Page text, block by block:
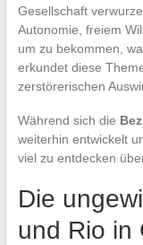
Gesellschaft
Autonomie, freiem
um zu bekommen,
erkundet diese
zerstörerischen
Während sich die
weiterhin entwickelt
viel zu entdecken
Die
und Rio in